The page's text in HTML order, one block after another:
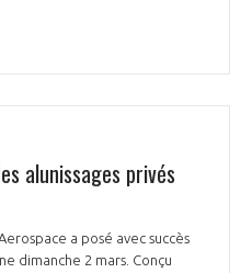
alunissages privés
a posé avec succès
dimanche 2 mars. Conçu